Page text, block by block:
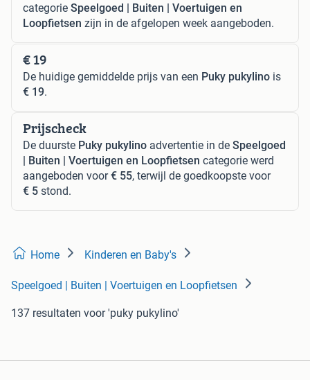
categorie Speelgoed | Buiten | Voertuigen en
Loopfietsen zijn in de afgelopen week aangeboden.
€ 19
De huidige gemiddelde prijs van een Puky pukylino is
€ 19.
Prijscheck
De duurste Puky pukylino advertentie in de Speelgoed
| Buiten | Voertuigen en Loopfietsen categorie werd
aangeboden voor€ 55, terwijl de goedkoopste voor
€ 5 stond.
Home Kinderen en Baby's
Speelgoed | Buiten | Voertuigen en Loopfietsen
137 resultaten voor 'puky pukylino'